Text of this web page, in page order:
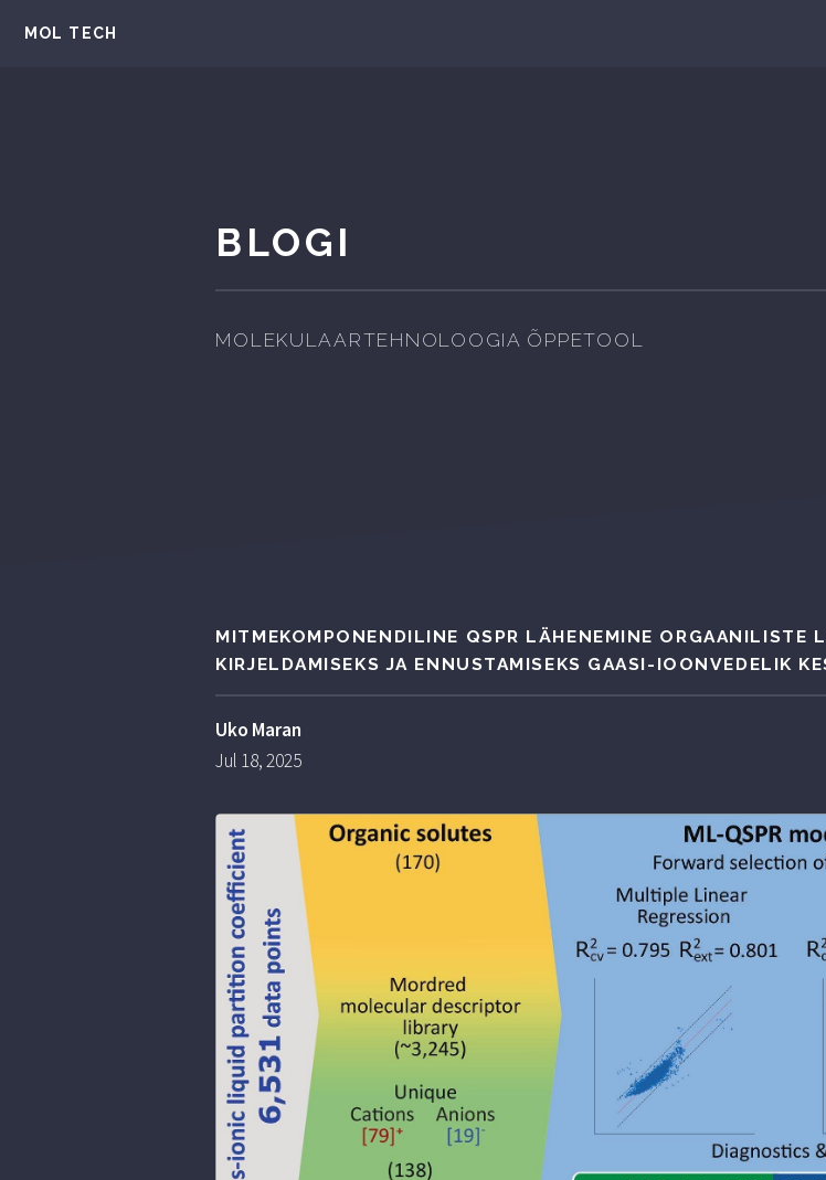
MOL TECH
BLOGI
MOLEKULAARTEHNOLOOGIA ÕPPETOOL
MITMEKOMPONENDILINE QSPR LÄHENEMINE ORGAANILISTE
KIRJELDAMISEKS JA ENNUSTAMISEKS GAASI-IOONVEDELIK
Uko Maran
Jul 18, 2025